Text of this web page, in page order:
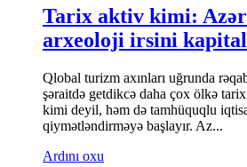
Tarix aktiv kimi:
arxeoloji irsini
Qlobal turizm axınları uğrunda
şəraitdə getdikcə daha çox ölkə
kimi deyil, həm də tamhüquqlu
qiymətləndirməyə başlayır. Az...
Ardını oxu